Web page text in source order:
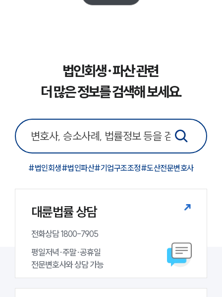
소식/자료
언론보도
공지사항
법률서식
뉴스레터/브로슈어
세미나
대륜법률상담예약
대륜법률상담예약
법인회생·파산 관련
더 많은 정보를 검색해 보세요.
#법인회생#법인파산#기업구조조정#도산전문변호사
대륜법률 상담
전화상담 1800-7905
평일저녁·주말·공휴일
전문변호사와 상담 가능